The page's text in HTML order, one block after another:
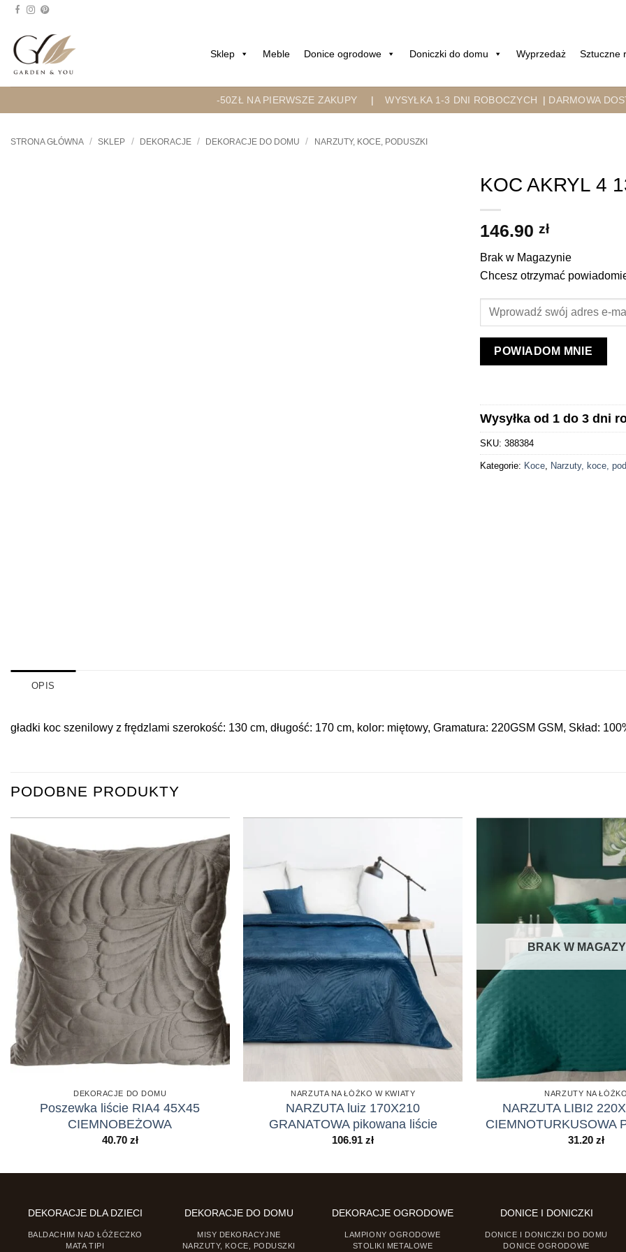
Przejdź
treści
Sklep Meble Donice ogrodowe Doniczki do domu Wyprzedaż Sztuczne
-50ZŁ NA PIERWSZE ZAKUPY |WYSYŁKA 1-3 DNI ROBOCZYCH | DARMOWA
STRONA GŁÓWNA / SKLEP / DEKORACJE / DEKORACJE DO DOMU / NARZUTY, KOCE, PODUSZKI
KOC AKRYL 4
146.90 zł
Brak w Magazynie
Chcesz otrzymać
POWIADOM MNIE
Wysyłka od 1 do 3 dni
SKU: 388384
Kategorie: Koce, Narzuty, koce,
OPIS
gładki koc szenilowy z frędzlami szerokość: 130 cm, długość: 170 cm, kolor: miętowy, Gramatura: 220GSM GSM, Skład:
PODOBNE PRODUKTY
DEKORACJE DO DOMU
Poszewka liście RIA4 45X45
CIEMNOBEŻOWA
40.70 zł
NARZUTA NA ŁÓŻKO W KWIATY
NARZUTA luiz 170X210
GRANATOWA pikowana liście
106.91zł
BRAK W
NARZUTY NA ŁÓŻKO
NARZUTA LIBI2
CIEMNOTURKUSOWA
31.20 zł
DEKORACJE DLA DZIECI
BALDACHIM NAD ŁÓŻECZKO
MATA TIPI
DEKORACJE DO DOMU
MISY DEKORACYJNE
NARZUTY, KOCE, PODUSZKI
DEKORACJE OGRODOWE
LAMPIONY OGRODOWE
STOLIKI METALOWE
DONICE I DONICZKI
DONICE I DONICZKI DO DOMU
DONICE OGRODOWE